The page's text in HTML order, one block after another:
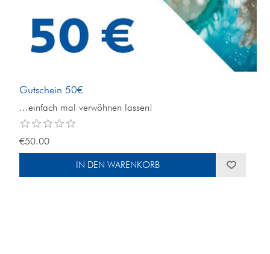
Gutschein 50€
...einfach mal verwöhnen lassen!
€50.00